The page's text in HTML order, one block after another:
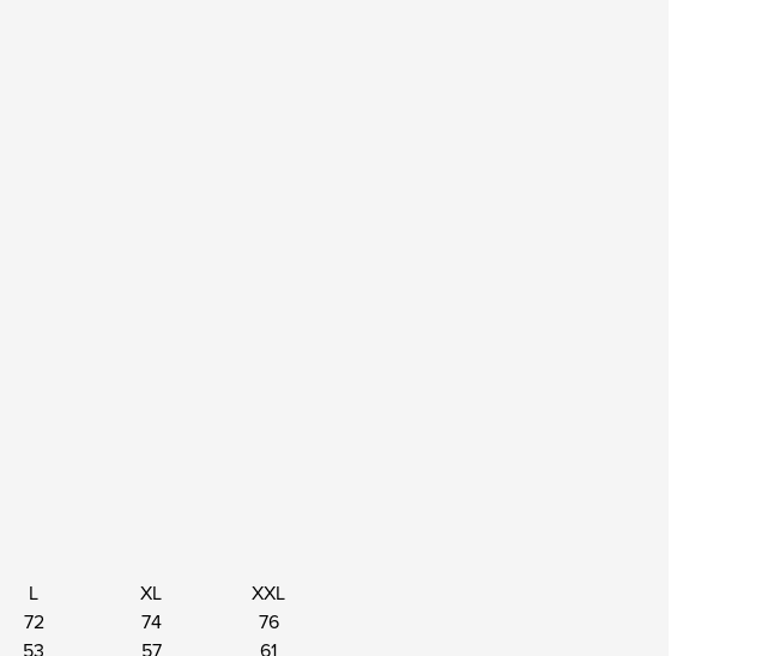
L XL
XXL
72 74
76
53 57 61